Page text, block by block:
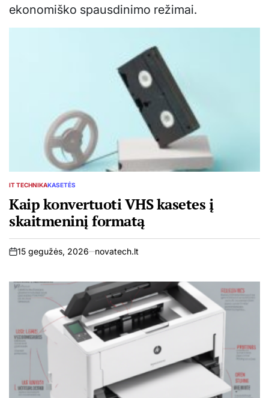
ekonomiško spausdinimo režimai.
POSTED
IT TECHNIKAKASETĖS
Kaip konvertuoti VHS kasetes į
skaitmeninį formatą
on
15 gegužės, 2026 novatech.lt